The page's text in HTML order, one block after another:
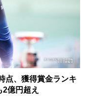
点、獲得賞金ランキ
億円超え